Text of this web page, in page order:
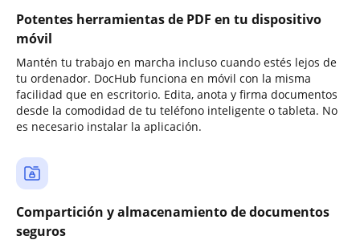
Potentes herramientas de PDF en tu dispositivo
móvil
Mantén tu trabajo en marcha incluso cuando estés lejos de
tu ordenador. DocHub funciona en móvil con la misma
facilidad que en escritorio. Edita, anota y firma documentos
desde la comodidad de tu teléfono inteligente o tableta. No
es necesario instalar la aplicación.
Compartición y almacenamiento de documentos
seguros